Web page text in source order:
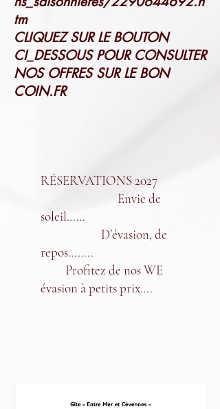
tm
CLIQUEZ SUR LE BOUTON
CI_DESSOUS POUR CONSULTER
NOS OFFRES SUR LE BON
COIN.FR
RÉSERVATIONS 2027
Envie de
soleil……
D’évasion, de
repos……..
Profitez de nos WE
évasion à petits prix….